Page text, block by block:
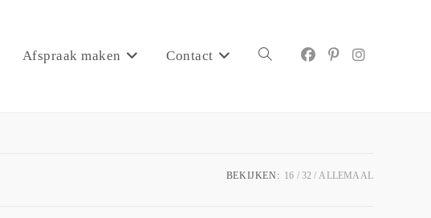
Afspraak maken Contact
BEKIJKEN: 16 32 ALLEMAAL